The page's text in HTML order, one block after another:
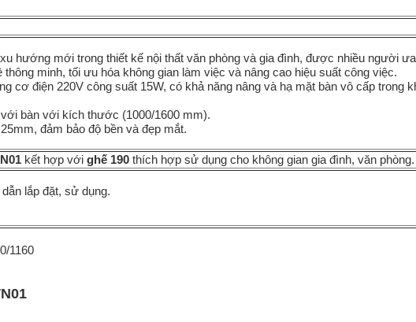
hướng mới trong thiết kế nội thất văn phòng và gia đình, được nhiều người
minh, tối ưu hóa không gian làm việc và nâng cao hiệu suất công việc.
cơ điện 220V công suất 15W, có khả năng nâng và hạ mặt bàn vô cấp trong
bàn với kích thước (1000/1600 mm).
đảm bảo độ bền và đẹp mắt.
kết hợp với ghế 190 thích hợp sử dụng cho không gian gia đình, văn phòng.
lắp đặt, sử dụng.
1160